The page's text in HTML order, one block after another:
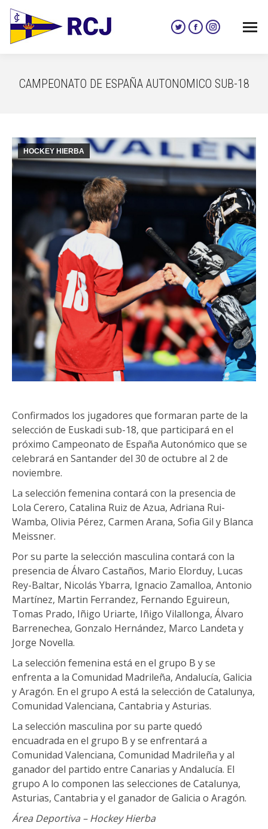
Twitter
in
new
Facebook
in
new
Instagram
in
new
CAMPEONATO DE ESPAÑA AUTONOMICO SUB-18
HOCKEY HIERBA
Confirmados los jugadores que formaran parte de la
selección de Euskadi sub-18, que participará en el
próximo Campeonato de España Autonómico que se
celebrará en Santander del 30 de octubre al 2 de
noviembre.
La selección femenina contará con la presencia de
Lola Cerero, Catalina Ruiz de Azua, Adriana Rui-
Wamba, Olivia Pérez, Carmen Arana, Sofia Gil y Blanca
Meissner.
Por su parte la selección masculina contará con la
presencia de Álvaro Castaños, Mario Elorduy, Lucas
Rey-Baltar, Nicolás Ybarra, Ignacio Zamalloa, Antonio
Martínez, Martin Ferrandez, Fernando Eguireun,
Tomas Prado, Iñigo Uriarte, Iñigo Vilallonga, Álvaro
Barrenechea, Gonzalo Hernández, Marco Landeta y
Jorge Novella.
La selección femenina está en el grupo B y se
enfrenta a la Comunidad Madrileña, Andalucía, Galicia
y Aragón. En el grupo A está la selección de Catalunya,
Comunidad Valenciana, Cantabria y Asturias.
La selección masculina por su parte quedó
encuadrada en el grupo B y se enfrentará a
Comunidad Valenciana, Comunidad Madrileña y al
ganador del partido entre Canarias y Andalucía. El
grupo A lo componen las selecciones de Catalunya,
Asturias, Cantabria y el ganador de Galicia o Aragón.
Área Deportiva – Hockey Hierba